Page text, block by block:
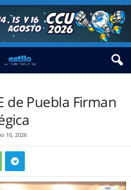
de Puebla Firman
10, 2026